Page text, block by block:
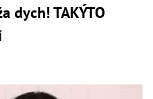
dych! TAKÝTO